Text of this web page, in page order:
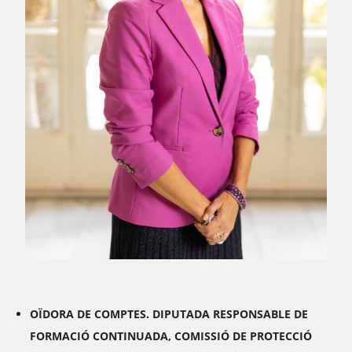
OÏDORA DE COMPTES. DIPUTADA RESPONSABLE DE
FORMACIÓ CONTINUADA, COMISSIÓ DE PROTECCIÓ